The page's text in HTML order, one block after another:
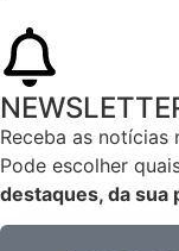
Receba as notícias
Pode escolher
destaques, da sua